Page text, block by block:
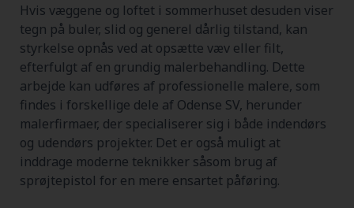
Hvis væggene og loftet i sommerhuset desuden viser
tegn på buler, slid og generel dårlig tilstand, kan
styrkelse opnås ved at opsætte væv eller filt,
efterfulgt af en grundig malerbehandling. Dette
arbejde kan udføres af professionelle malere, som
findes i forskellige dele af Odense SV, herunder
malerfirmaer, der specialiserer sig i både indendørs
og udendørs projekter. Det er også muligt at
inddrage moderne teknikker såsom brug af
sprøjtepistol for en mere ensartet påføring.